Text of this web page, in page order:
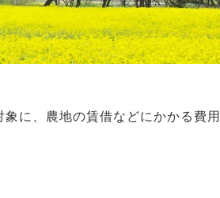
に、農地の賃借などにかかる費用